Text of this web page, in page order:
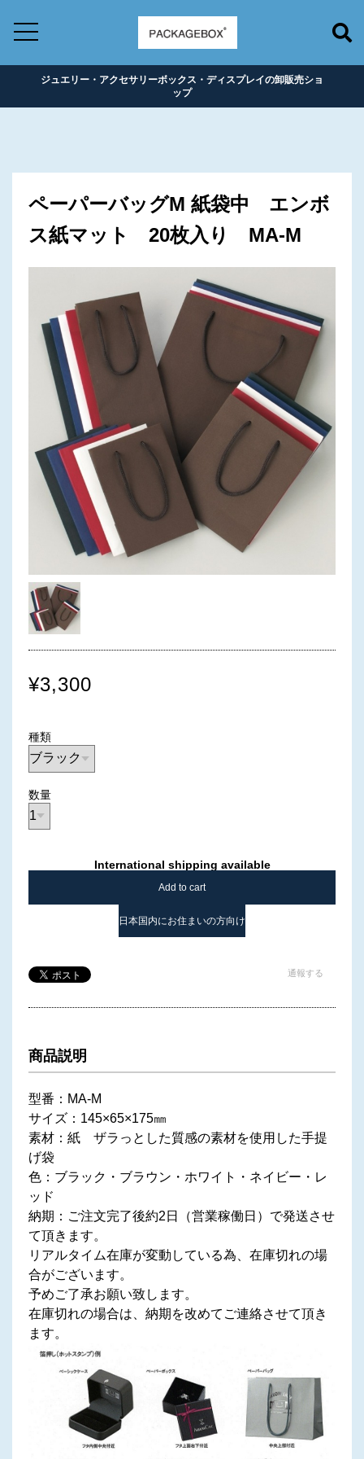
ジュエリー・アクセサリーボックス・ディスプレイの卸販売ショ
ップ
ペーパーバッグM 紙袋中 エンボ
ス紙マット 20枚入り MA-M
¥3,300
種類
数量
International shipping available
Add to cart
日本国内にお住まいの方向け
通報する
商品説明
型番：MA-M
サイズ：145×65×175㎜
素材：紙 ザラっとした質感の素材を使用した手提
げ袋
色：ブラック・ブラウン・ホワイト・ネイビー・レ
ッド
納期：ご注文完了後約2日（営業稼働日）で発送させ
て頂きます。
リアルタイム在庫が変動している為、在庫切れの場
合がございます。
予めご了承お願い致します。
在庫切れの場合は、納期を改めてご連絡させて頂き
ます。